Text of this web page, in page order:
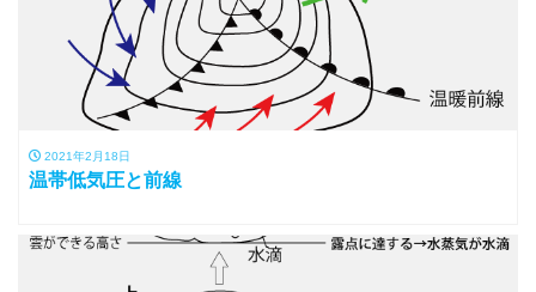
2021年2月18日
温帯低気圧と前線